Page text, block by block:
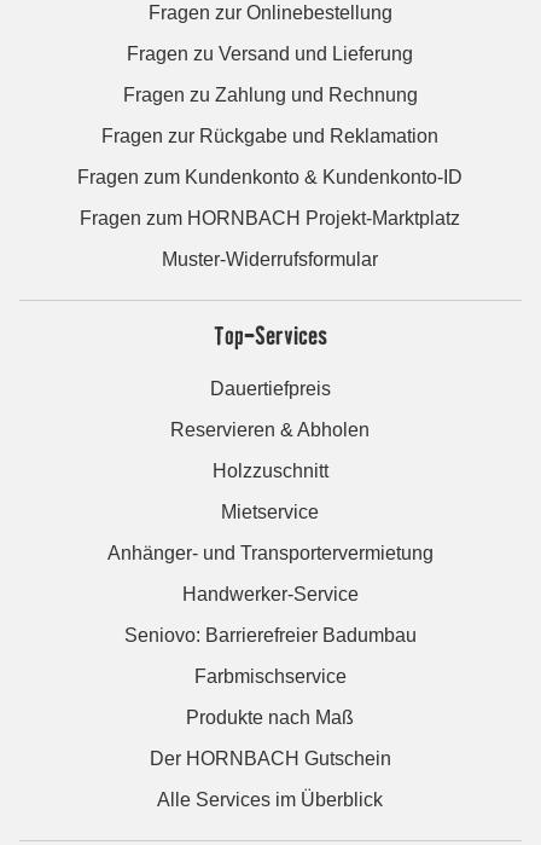
Fragen zur Onlinebestellung
Fragen zu Versand und Lieferung
Fragen zu Zahlung und Rechnung
Fragen zur Rückgabe und Reklamation
Fragen zum Kundenkonto & Kundenkonto-ID
Fragen zum HORNBACH Projekt-Marktplatz
Muster-Widerrufsformular
Top-Services
Dauertiefpreis
Reservieren & Abholen
Holzzuschnitt
Mietservice
Anhänger- und Transportervermietung
Handwerker-Service
Seniovo: Barrierefreier Badumbau
Farbmischservice
Produkte nach Maß
Der HORNBACH Gutschein
Alle Services im Überblick